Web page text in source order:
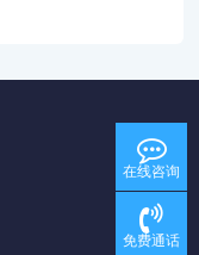
在线咨询
免费通话